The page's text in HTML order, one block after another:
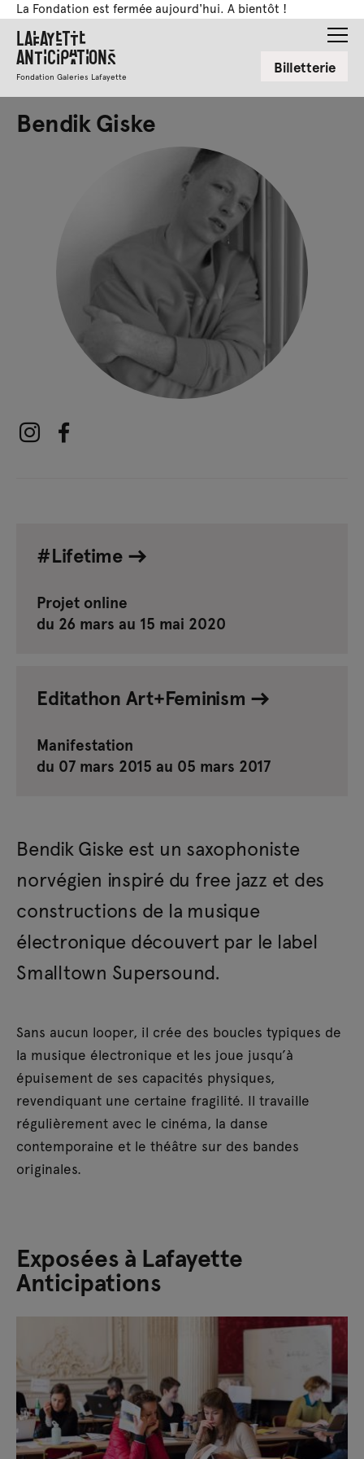
La Fondation est fermée aujourd'hui. A bientôt !
Lafayette
Anticipations
Fondation Galeries Lafayette Billetterie
Bendik Giske
#Lifetime
Projet online
du 26 mars au 15 mai 2020
Editathon Art+Feminism
Manifestation
du 07 mars 2015 au 05 mars 2017
Bendik Giske est un saxophoniste
norvégien inspiré du free jazz et des
constructions de la musique
électronique découvert par le label
Smalltown Supersound.
Sans aucun looper, il crée des boucles typiques de
la musique électronique et les joue jusqu’à
épuisement de ses capacités physiques,
revendiquant une certaine fragilité. Il travaille
régulièrement avec le cinéma, la danse
contemporaine et le théâtre sur des bandes
originales.
Exposées à Lafayette
Anticipations